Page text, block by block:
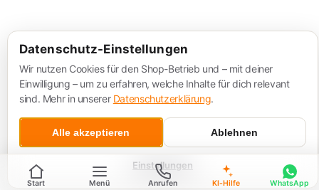
Start Menü Anrufen KI-Hilfe WhatsApp
Datenschutz-Einstellungen
Wir nutzen Cookies für den Shop-Betrieb und – mit deiner
Einwilligung – um zu erfahren, welche Inhalte für dich relevant
sind. Mehr in unserer Datenschutzerklärung.
Alle akzeptieren Ablehnen
Einstellungen